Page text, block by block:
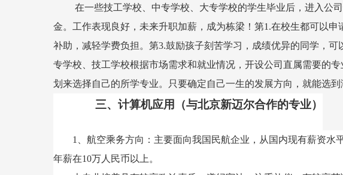
在一些技工学校、中专学校、大专学校的学生毕业后，进入公
金。工作表现良好，未来升职加薪，成为栋梁！第1.在校生都可以
补助，减轻学费负担。第3.鼓励孩子刻苦学习，成绩优异的同学，
专学校、技工学校根据市场需求和就业情况，开设公司直属需要的
划来选择自己的所学专业。只要确定自己一生的发展方向，就能选到
三、计算机应用（与北京新迈尔合作的专业）
1、航空乘务方向：主要面向我国民航企业，从国内现有薪资水
年薪在10万人民币以上。